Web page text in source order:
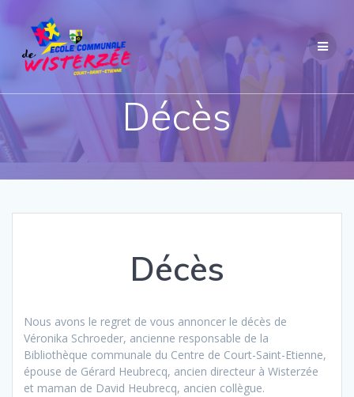
contenu
Décès
Décès
Nous avons le regret de vous annoncer le décès de
Véronika Schroeder, ancienne responsable de la
Bibliothèque communale du Centre de Court-Saint-Etienne,
épouse de Gérard Heubrecq, ancien directeur à Wisterzée
et maman de David Heubrecq, ancien collègue.